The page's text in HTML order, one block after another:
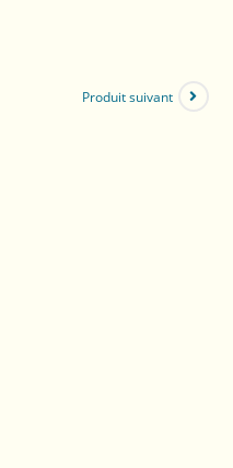
Produit suivant